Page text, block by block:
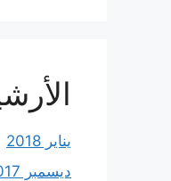
يناير 2018
ديسمبر 2017